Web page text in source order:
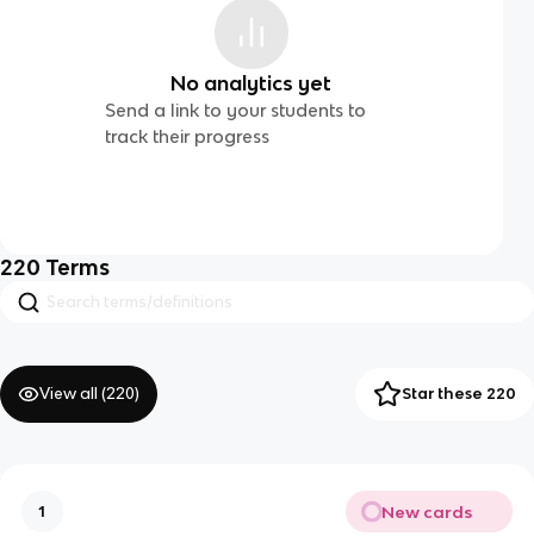
No analytics yet
Send a link to your students to
track their progress
220 Terms
View all (220) Star these 220
1 New cards